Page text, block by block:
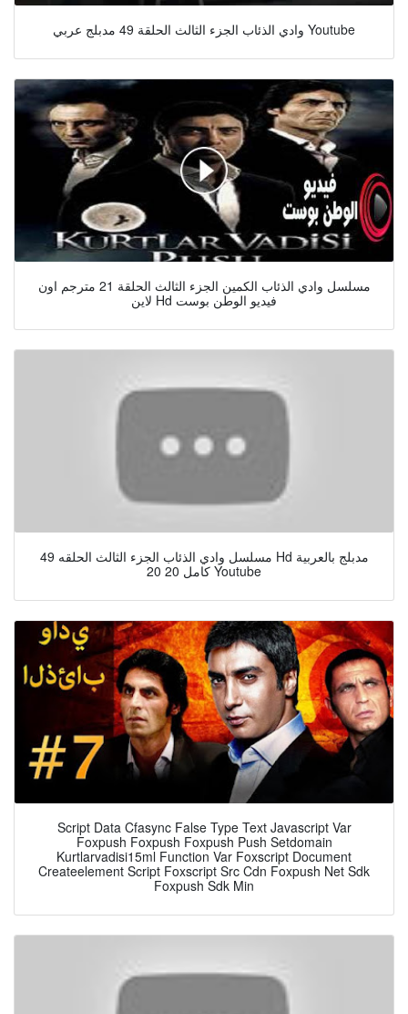
وادي الذئاب الجزء الثالث الحلقة 49 مدبلج عربي Youtube
مسلسل وادي الذئاب الكمين الجزء الثالث الحلقة 21 مترجم اون
لاين Hd فيديو الوطن بوست
مسلسل وادي الذئاب الجزء الثالث الحلقه 49 Hd مدبلج بالعربية
كامل 20 20 Youtube
Script Data Cfasync False Type Text Javascript Var
Foxpush Foxpush Foxpush Push Setdomain
Kurtlarvadisi15ml Function Var Foxscript Document
Createelement Script Foxscript Src Cdn Foxpush Net Sdk
Foxpush Sdk Min